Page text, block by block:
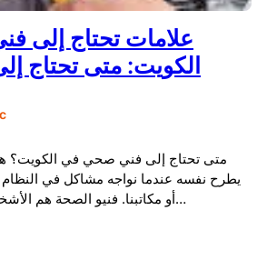
علامات تحتاج إلى
الكويت: متى تحتاج
متى تحتاج إلى فني صحي في الكويت؟
يطرح نفسه عندما نواجه مشاكل في
أو مكاتبنا. فنيو الصحة هم الأشخاص الذين يأتون إل…